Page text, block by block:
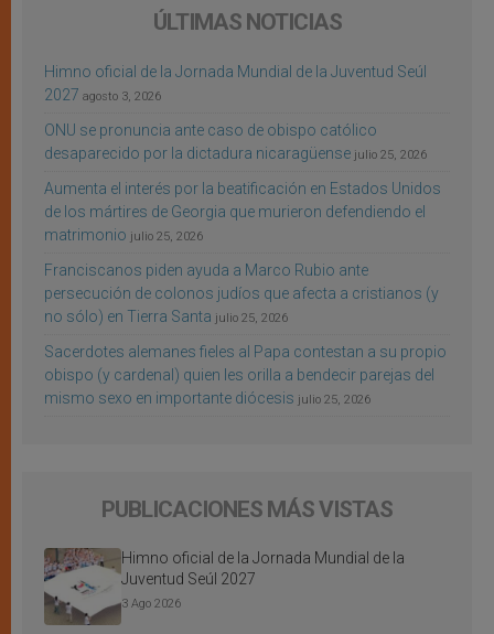
ÚLTIMAS NOTICIAS
Himno oficial de la Jornada Mundial de la Juventud Seúl
2027 agosto 3, 2026
ONU se pronuncia ante caso de obispo católico
desaparecido por la dictadura nicaragüense julio 25, 2026
Aumenta el interés por la beatificación en Estados Unidos
de los mártires de Georgia que murieron defendiendo el
matrimonio julio 25, 2026
Franciscanos piden ayuda a Marco Rubio ante
persecución de colonos judíos que afecta a cristianos (y
no sólo) en Tierra Santa julio 25, 2026
Sacerdotes alemanes fieles al Papa contestan a su propio
obispo (y cardenal) quien les orilla a bendecir parejas del
mismo sexo en importante diócesis julio 25, 2026
PUBLICACIONES MÁS VISTAS
Himno oficial de la Jornada Mundial de la
Juventud Seúl 2027
3 Ago 2026